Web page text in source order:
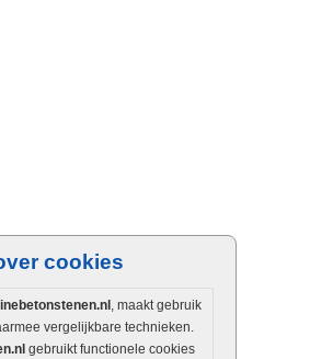
cookies
, maakt gebruik
vergelijkbare technieken.
gebruikt functionele cookies